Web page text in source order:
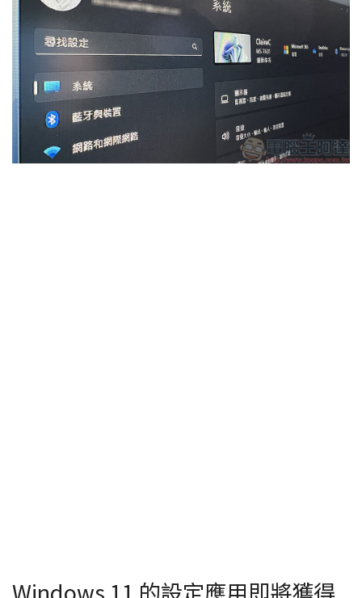
Windows 11 的設定應用即將獲得